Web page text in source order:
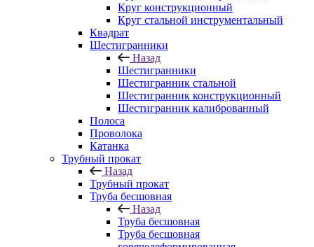
Круг конструкционный
Круг стальной инструментальный
Квадрат
Шестигранники
Назад
Шестигранники
Шестигранник стальной
Шестигранник конструкционный
Шестигранник калиброванный
Полоса
Проволока
Катанка
Трубный прокат
Назад
Трубный прокат
Труба бесшовная
Назад
Труба бесшовная
Труба бесшовная